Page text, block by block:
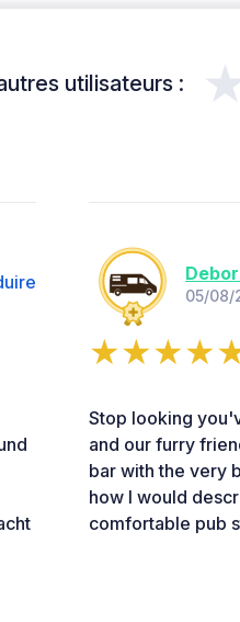
utilisateurs :
05/08/
Stop looking
and our furry
bar with the very
how I would
comfortable pub